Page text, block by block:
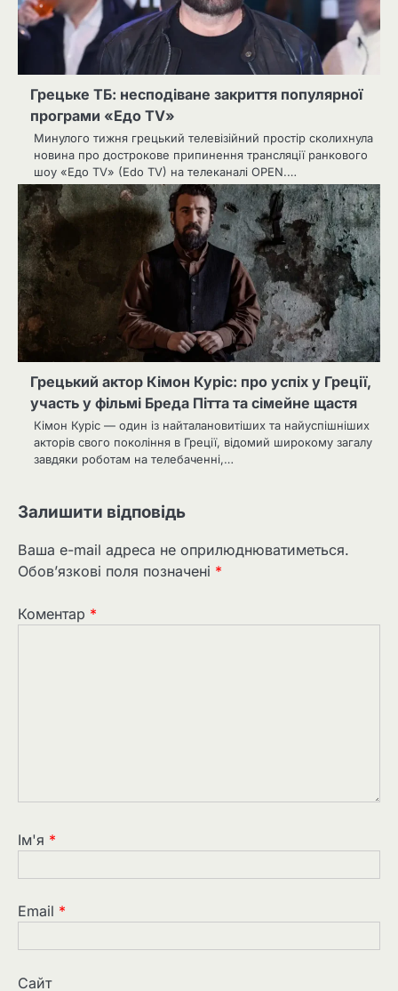
Грецьке ТБ: несподіване закриття популярної
програми «Едо TV»
Минулого тижня грецький телевізійний простір сколихнула
новина про дострокове припинення трансляції ранкового
шоу «Едо TV» (Edo TV) на телеканалі OPEN.…
Грецький актор Кімон Куріс: про успіх у Греції,
участь у фільмі Бреда Пітта та сімейне щастя
Кімон Куріс — один із найталановитіших та найуспішніших
акторів свого покоління в Греції, відомий широкому загалу
завдяки роботам на телебаченні,…
Залишити відповідь
Ваша e-mail адреса не оприлюднюватиметься.
Обов’язкові поля позначені *
Коментар *
Ім'я *
Email *
Сайт